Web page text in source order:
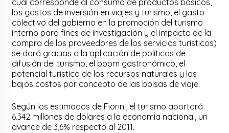
cual corresponde al consumo de productos básicos,
los gastos de inversión en viajes y turismo, el gasto
colectivo del gobierno en la promoción del turismo
interno para fines de investigación y el impacto de la
compra de los proveedores de los servicios turísticos)
se dará gracias a la aplicación de políticas de
difusión del turismo, el boom gastronómico, el
potencial turístico de los recursos naturales y los
bajos costos por concepto de las bolsas de viaje.
Según los estimados de Fiorini, el turismo aportará
6.342 millones de dólares a la economía nacional, un
avance de 3,6% respecto al 2011.